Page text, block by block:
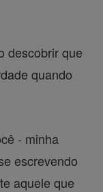
descobrir que
quando
- minha
escrevendo
aquele que